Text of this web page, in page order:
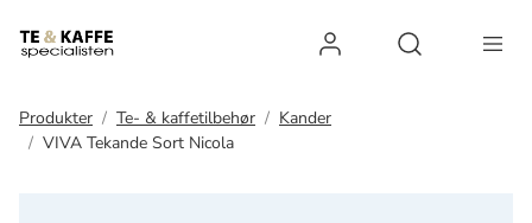
Log ind
Produkter Te- & kaffetilbehør
Kander
VIVA Tekande Sort Nicola